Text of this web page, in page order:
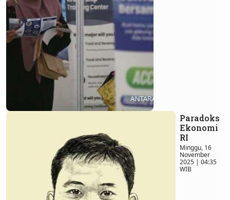
Paradoks
Ekonomi
RI
Minggu, 16
November
2025 | 04:35
WIB